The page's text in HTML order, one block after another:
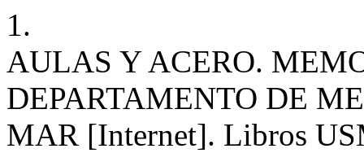
1.
AULAS Y ACERO.
DEPARTAMENTO DE
MAR [Internet]. Libros